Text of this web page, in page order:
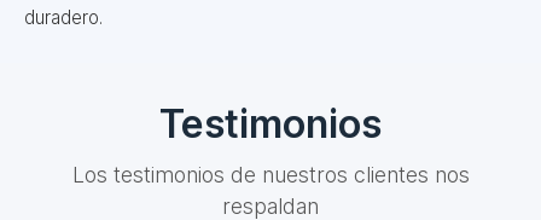
duradero.
Testimonios
Los testimonios de nuestros clientes nos
respaldan